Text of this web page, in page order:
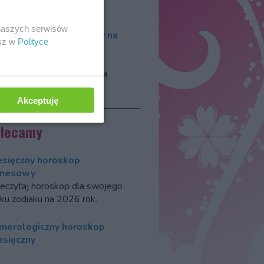
numerologiczny na
rok
włada wibracja
horoskop
horoskop dla swojego
zodiaku na 2026 rok.
horoskop
serwisów
w Polityce
Akceptuję